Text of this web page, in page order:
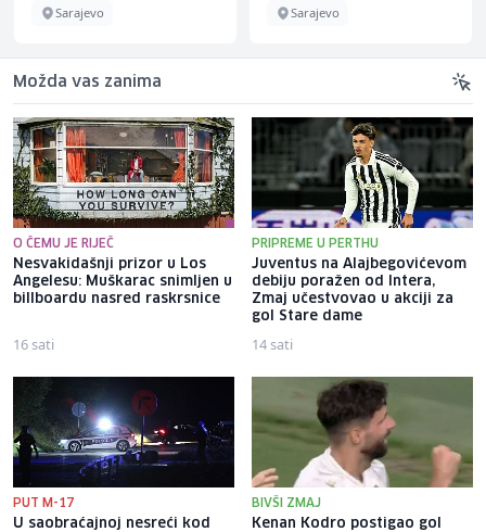
Sarajevo Sarajevo
Možda vas zanima
O ČEMU JE RIJEČ
Nesvakidašnji prizor u Los
Angelesu: Muškarac snimljen u
billboardu nasred raskrsnice
16 sati
PRIPREME U PERTHU
Juventus na Alajbegovićevom
debiju poražen od Intera,
Zmaj učestvovao u akciji za
gol Stare dame
14 sati
PUT M-17
U saobraćajnoj nesreći kod
BIVŠI ZMAJ
Kenan Kodro postigao gol